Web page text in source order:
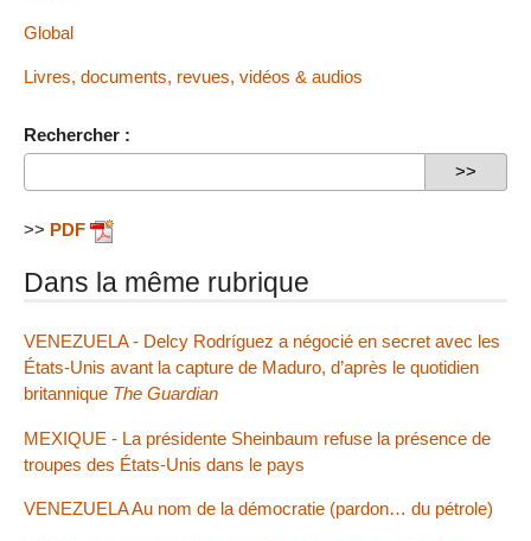
Global
Livres, documents, revues, vidéos & audios
Rechercher :
>> PDF
Dans la même rubrique
VENEZUELA - Delcy Rodríguez a négocié en secret avec les
États-Unis avant la capture de Maduro, d’après le quotidien
britannique The Guardian
MEXIQUE - La présidente Sheinbaum refuse la présence de
troupes des États-Unis dans le pays
VENEZUELA Au nom de la démocratie (pardon… du pétrole)